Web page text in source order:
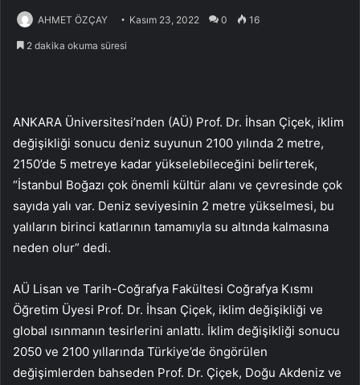
AHMET ÖZÇAY Kasım 23, 2022 0 16
2 dakika okuma süresi
ANKARA Üniversitesi’nden (AÜ) Prof. Dr. İhsan Çiçek, iklim
değişikliği sonucu deniz suyunun 2100 yılında 2 metre,
2150’de 5 metreye kadar yükselebileceğini belirterek,
“İstanbul Boğazı çok önemli kültür alanı ve çevresinde çok
sayıda yalı var. Deniz seviyesinin 2 metre yükselmesi, bu
yalıların birinci katlarının tamamıyla su altında kalmasına
neden olur” dedi.
AÜ Lisan ve Tarih-Coğrafya Fakültesi Coğrafya Kısmı
Öğretim Üyesi Prof. Dr. İhsan Çiçek, iklim değişikliği ve
global ısınmanın tesirlerini anlattı. İklim değişikliği sonucu
2050 ve 2100 yıllarında Türkiye’de öngörülen
değişimlerden bahseden Prof. Dr. Çiçek, Doğu Akdeniz ve